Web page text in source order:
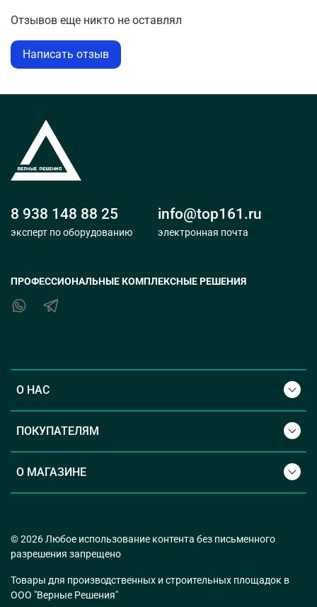
Отзывов еще никто не оставлял
Написать отзыв
О НАС
ПОКУПАТЕЛЯМ
О МАГАЗИНЕ
8 938 148 88 25
эксперт по оборудованию
info@top161.ru
электронная почта
ПРОФЕССИОНАЛЬНЫЕ КОМПЛЕКСНЫЕ РЕШЕНИЯ
© 2026 Любое использование контента без письменного
разрешения запрещено
Товары для производственных и строительных площадок в
ООО "Верные Решения"